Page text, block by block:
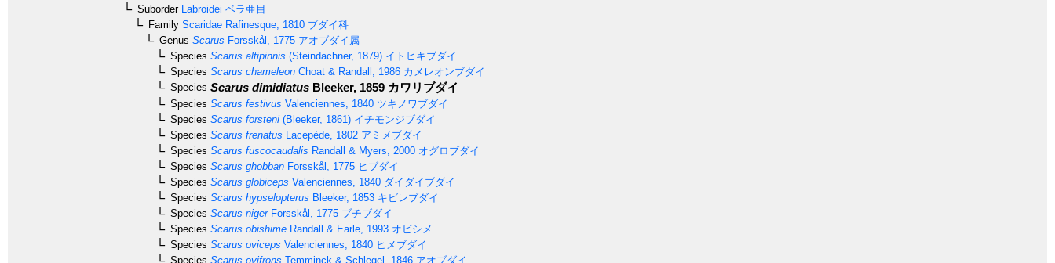
SuborderLabroidei ベラ亜目
Family Scaridae Rafinesque, 1810 ブダイ科
Genus Scarus Forsskål, 1775 アオブダイ属
Species Scarus altipinnis (Steindachner, 1879) イトヒキブダイ
Species Scarus chameleon Choat & Randall, 1986 カメレオンブダイ
Species Scarus dimidiatus Bleeker, 1859 カワリブダイ
Species Scarus festivus Valenciennes, 1840 ツキノワブダイ
Species Scarus forsteni (Bleeker, 1861) イチモンジブダイ
Species Scarus frenatus Lacepède, 1802 アミメブダイ
Species Scarus fuscocaudalis Randall & Myers, 2000 オグロブダイ
Species Scarus ghobban Forsskål, 1775 ヒブダイ
Species Scarus globiceps Valenciennes, 1840 ダイダイブダイ
Species Scarus hypselopterus Bleeker, 1853 キビレブダイ
Species Scarus nigerForsskål, 1775 ブチブダイ
Species Scarus obishime Randall & Earle, 1993 オビシメ
Species Scarus oviceps Valenciennes, 1840 ヒメブダイ
Species Scarus ovifrons Temminck & Schlegel, 1846 アオブダイ